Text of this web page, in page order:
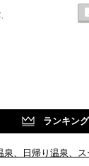
ランキング
泉、日帰り温泉、